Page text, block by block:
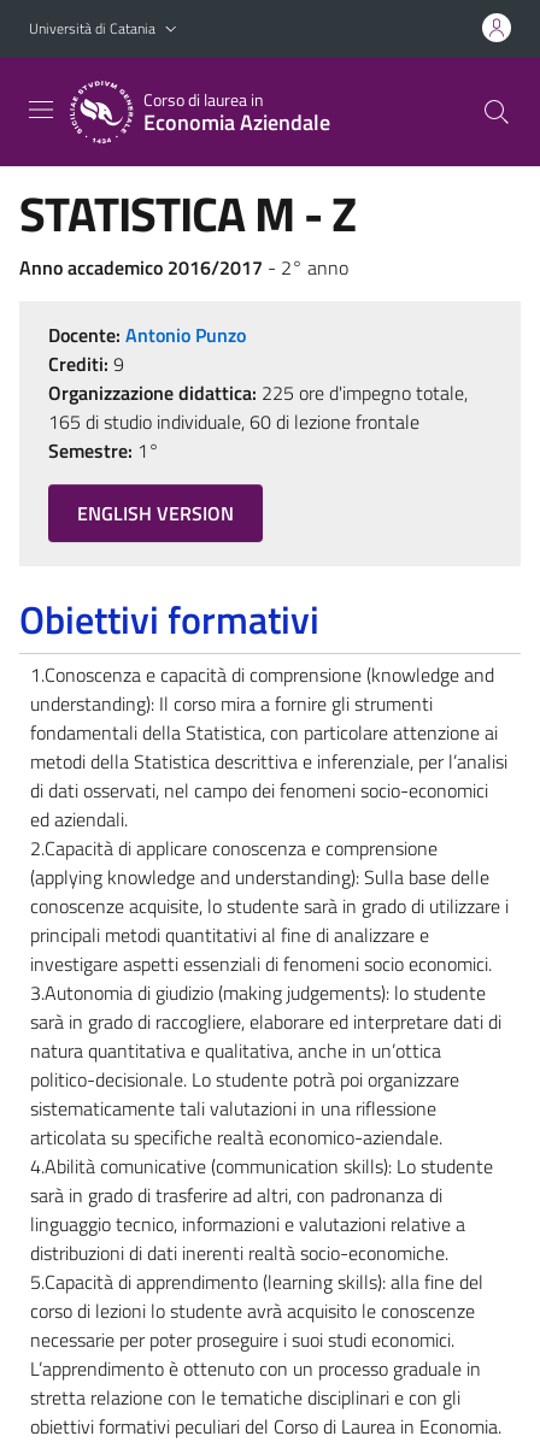
Vai al contenuto principale
Vai al menu di navigazione
Università di Catania
Corso di laurea in
Economia Aziendale
STATISTICA M - Z
Anno accademico 2016/2017 - 2° anno
Docente: Antonio Punzo
Crediti: 9
Organizzazione didattica: 225 ore d'impegno totale,
165 di studio individuale, 60 di lezione frontale
Semestre: 1°
ENGLISH VERSION
Obiettivi formativi
1.Conoscenza e capacità di comprensione (knowledge and
understanding): Il corso mira a fornire gli strumenti
fondamentali della Statistica, con particolare attenzione ai
metodi della Statistica descrittiva e inferenziale, per l’analisi
di dati osservati, nel campo dei fenomeni socio-economici
ed aziendali.
2.Capacità di applicare conoscenza e comprensione
(applying knowledge and understanding): Sulla base delle
conoscenze acquisite, lo studente sarà in grado di utilizzare i
principali metodi quantitativi al fine di analizzare e
investigare aspetti essenziali di fenomeni socio economici.
3.Autonomia di giudizio (making judgements): lo studente
sarà in grado di raccogliere, elaborare ed interpretare dati di
natura quantitativa e qualitativa, anche in un’ottica
politico-decisionale. Lo studente potrà poi organizzare
sistematicamente tali valutazioni in una riflessione
articolata su specifiche realtà economico-aziendale.
4.Abilità comunicative (communication skills): Lo studente
sarà in grado di trasferire ad altri, con padronanza di
linguaggio tecnico, informazioni e valutazioni relative a
distribuzioni di dati inerenti realtà socio-economiche.
5.Capacità di apprendimento (learning skills): alla fine del
corso di lezioni lo studente avrà acquisito le conoscenze
necessarie per poter proseguire i suoi studi economici.
L’apprendimento è ottenuto con un processo graduale in
stretta relazione con le tematiche disciplinari e con gli
obiettivi formativi peculiari del Corso di Laurea in Economia.